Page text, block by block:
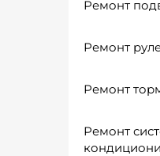
Ремонт
Ремонт
Ремонт
Ремонт